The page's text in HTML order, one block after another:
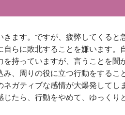
ます。ですが、疲弊してくると
らに敗北することを嫌います。
持っていますが、言うことを聞
、周りの役に立つ行動をするこ
ガティブな感情が大爆発してし
たら、行動をやめて、ゆっくり